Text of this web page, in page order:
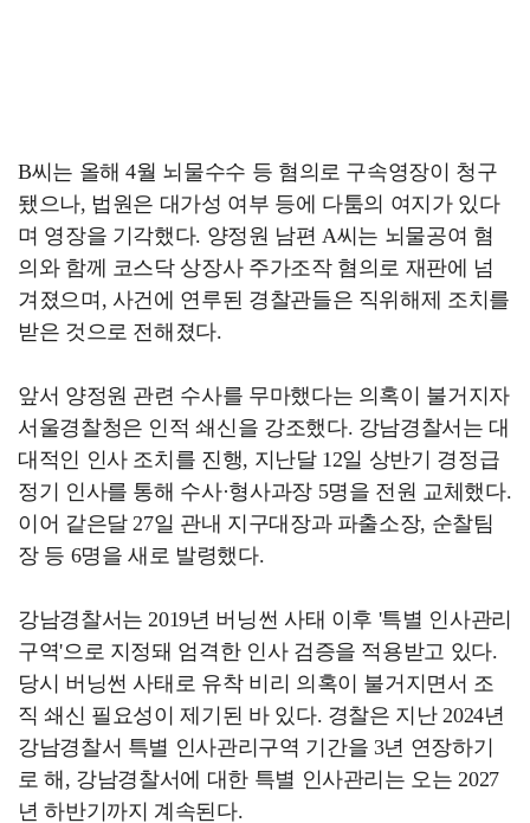
B씨는 올해 4월 뇌물수수 등 혐의로 구속영장이 청구
됐으나, 법원은 대가성 여부 등에 다툼의 여지가 있다
며 영장을 기각했다. 양정원 남편 A씨는 뇌물공여 혐
의와 함께 코스닥 상장사 주가조작 혐의로 재판에 넘
겨졌으며, 사건에 연루된 경찰관들은 직위해제 조치를
받은 것으로 전해졌다.
앞서 양정원 관련 수사를 무마했다는 의혹이 불거지자
서울경찰청은 인적 쇄신을 강조했다. 강남경찰서는 대
대적인 인사 조치를 진행, 지난달 12일 상반기 경정급
정기 인사를 통해 수사·형사과장 5명을 전원 교체했다.
이어 같은달 27일 관내 지구대장과 파출소장, 순찰팀
장 등 6명을 새로 발령했다.
강남경찰서는 2019년 버닝썬 사태 이후 '특별 인사관리
구역'으로 지정돼 엄격한 인사 검증을 적용받고 있다.
당시 버닝썬 사태로 유착 비리 의혹이 불거지면서 조
직 쇄신 필요성이 제기된 바 있다. 경찰은 지난 2024년
강남경찰서 특별 인사관리구역 기간을 3년 연장하기
로 해, 강남경찰서에 대한 특별 인사관리는 오는 2027
년 하반기까지 계속된다.